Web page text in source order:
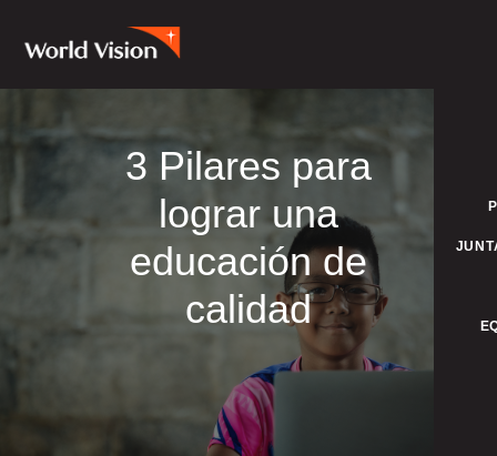
3 Pilares para
lograr una
educación de
calidad